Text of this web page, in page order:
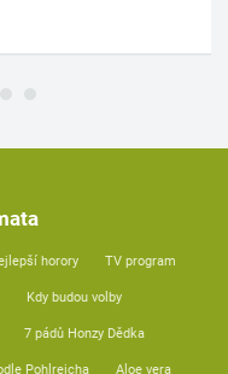
horory TV program
Kdy budou volby
7 pádů Honzy Dědka
Pohlreicha Aloe vera